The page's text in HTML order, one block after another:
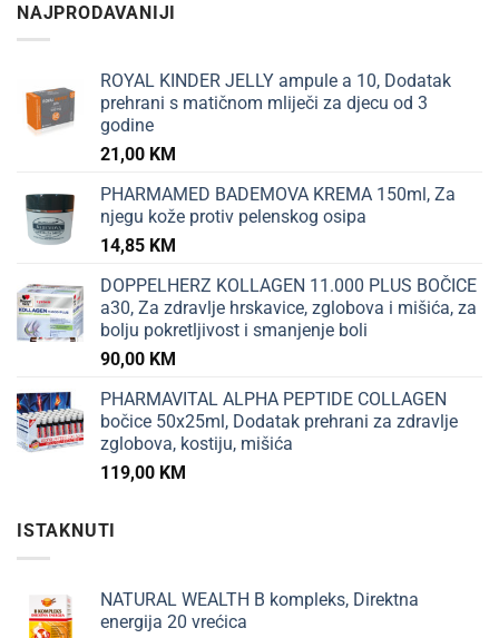
NAJPRODAVANIJI
ROYAL KINDER JELLY ampule a 10, Dodatak
prehrani s matičnom mliječi za djecu od 3
godine
21,00 KM
PHARMAMED BADEMOVA KREMA 150ml, Za
njegu kože protiv pelenskog osipa
14,85 KM
DOPPELHERZ KOLLAGEN 11.000 PLUS BOČICE
a30, Za zdravlje hrskavice, zglobova i mišića, za
bolju pokretljivost i smanjenje boli
90,00 KM
PHARMAVITAL ALPHA PEPTIDE COLLAGEN
bočice 50x25ml, Dodatak prehrani za zdravlje
zglobova, kostiju, mišića
119,00 KM
ISTAKNUTI
NATURAL WEALTH B kompleks, Direktna
energija 20 vrećica